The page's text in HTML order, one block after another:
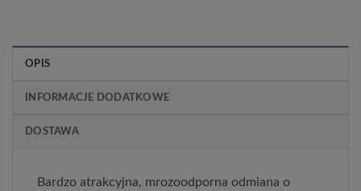
OPIS
INFORMACJE DODATKOWE
DOSTAWA
Bardzo atrakcyjna, mrozoodporna odmiana o